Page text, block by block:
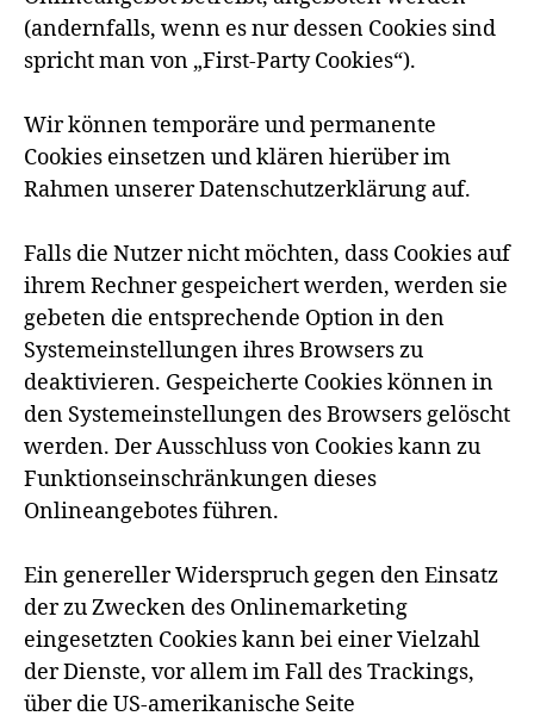
(andernfalls, wenn es nur dessen Cookies sind
spricht man von „First-Party Cookies“).
Wir können temporäre und permanente
Cookies einsetzen und klären hierüber im
Rahmen unserer Datenschutzerklärung auf.
Falls die Nutzer nicht möchten, dass Cookies auf
ihrem Rechner gespeichert werden, werden sie
gebeten die entsprechende Option in den
Systemeinstellungen ihres Browsers zu
deaktivieren. Gespeicherte Cookies können in
den Systemeinstellungen des Browsers gelöscht
werden. Der Ausschluss von Cookies kann zu
Funktionseinschränkungen dieses
Onlineangebotes führen.
Ein genereller Widerspruch gegen den Einsatz
der zu Zwecken des Onlinemarketing
eingesetzten Cookies kann bei einer Vielzahl
der Dienste, vor allem im Fall des Trackings,
über die US-amerikanische Seite